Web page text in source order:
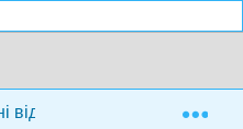
відмінності 2.7: